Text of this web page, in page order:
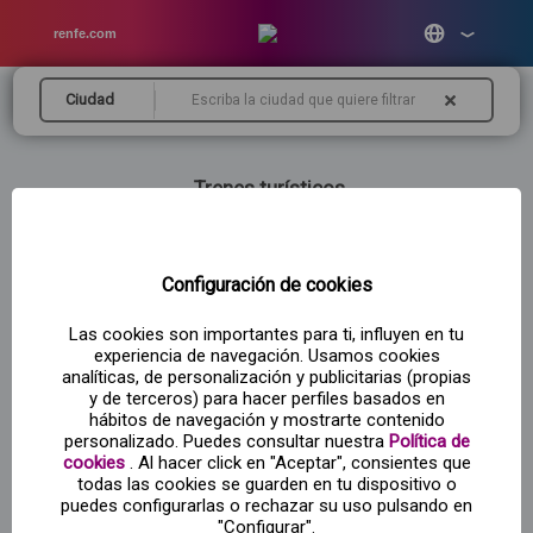
renfe.com
Inicio/Trenes turísticos
Ciudad
Trenes turísticos
Trenes Turísticos de lujo
Desde750 ,00€
Configuración de cookies
Las cookies son importantes para ti, influyen en tu
experiencia de navegación. Usamos cookies
analíticas, de personalización y publicitarias (propias
y de terceros) para hacer perfiles basados en
hábitos de navegación y mostrarte contenido
personalizado. Puedes consultar nuestra Política de
cookies. Al hacer click en "Aceptar", consientes que
todas las cookies se guarden en tu dispositivo o
puedes configurarlas o rechazar su uso pulsando en
"Configurar".